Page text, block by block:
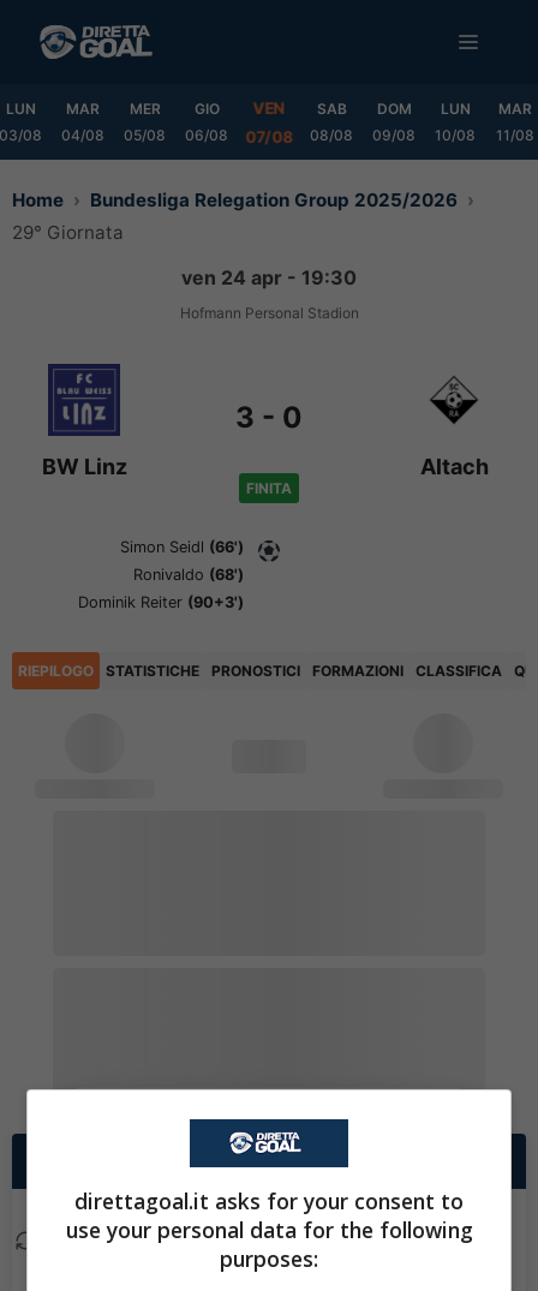
MENU
LUN
03/08
MAR
04/08
MER
05/08
GIO
06/08
VEN
07/08
SAB
08/08
DOM
09/08
LUN
10/08
MAR
11/08
Home
Bundesliga Relegation Group 2025/2026
29° Giornata
ven 24 apr - 19:30
Hofmann Personal Stadion
BW Linz
3 - 0
FINITA
Altach
Simon Seidl (66')
Ronivaldo (68')
Dominik Reiter (90+3')
RIEPILOGO STATISTICHE PRONOSTICI FORMAZIONI CLASSIFICA
Nico Maier esce, al suo
posto Christopher
Scarica DirettaGoal!
Partite e risultatiin tempo reale
Con i pronostici dei migliori Tipster!
Scarica su Google Play
direttagoal.it asks for your consent to
use your personal data for the following
purposes: